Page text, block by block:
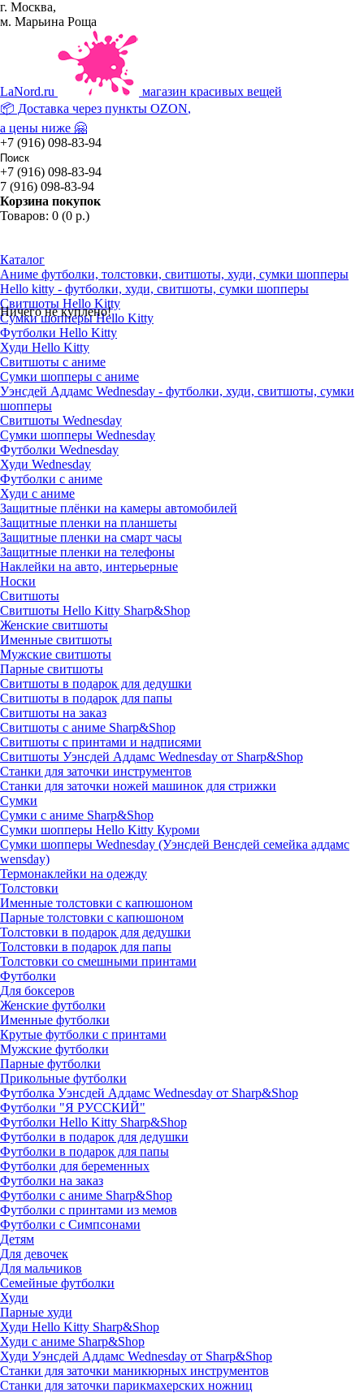
г. Москва,
м. Марьина Роща
LaNord.ru
магазин красивых вещей
📦 Доставка через пункты OZON,
а цены ниже 🤗
+7 (916) 098-83-94
+7 (916) 098-83-94
7 (916) 098-83-94
Корзина покупок
Товаров: 0 (0 р.)
Ничего не куплено!
Каталог
Аниме футболки, толстовки, свитшоты, худи, сумки шопперы
Hello kitty - футболки, худи, свитшоты, сумки шопперы
Свитшоты Hello Kitty
Сумки шопперы Hello Kitty
Футболки Hello Kitty
Худи Hello Kitty
Свитшоты с аниме
Сумки шопперы с аниме
Уэнсдей Аддамс Wednesday - футболки, худи, свитшоты, сумки
шопперы
Свитшоты Wednesday
Сумки шопперы Wednesday
Футболки Wednesday
Худи Wednesday
Футболки с аниме
Худи с аниме
Защитные плёнки на камеры автомобилей
Защитные пленки на планшеты
Защитные пленки на смарт часы
Защитные пленки на телефоны
Наклейки на авто, интерьерные
Носки
Свитшоты
Cвитшоты Hello Kitty Sharp&Shop
Женские свитшоты
Именные свитшоты
Мужские свитшоты
Парные свитшоты
Свитшоты в подарок для дедушки
Свитшоты в подарок для папы
Свитшоты на заказ
Свитшоты с аниме Sharp&Shop
Свитшоты с принтами и надписями
Свитшоты Уэнсдей Аддамс Wednesday от Sharp&Shop
Станки для заточки инструментов
Станки для заточки ножей машинок для стрижки
Сумки
Сумки с аниме Sharp&Shop
Сумки шопперы Hello Kitty Куроми
Сумки шопперы Wednesday (Уэнсдей Венсдей семейка аддамс
wensday)
Термонаклейки на одежду
Толстовки
Именные толстовки с капюшоном
Парные толстовки с капюшоном
Толстовки в подарок для дедушки
Толстовки в подарок для папы
Толстовки со смешными принтами
Футболки
Для боксеров
Женские футболки
Именные футболки
Крутые футболки с принтами
Мужские футболки
Парные футболки
Прикольные футболки
Футболка Уэнсдей Аддамс Wednesday от Sharp&Shop
Футболки "Я РУССКИЙ"
Футболки Hello Kitty Sharp&Shop
Футболки в подарок для дедушки
Футболки в подарок для папы
Футболки для беременных
Футболки на заказ
Футболки с аниме Sharp&Shop
Футболки с принтами из мемов
Футболки с Симпсонами
Детям
Для девочек
Для мальчиков
Семейные футболки
Худи
Парные худи
Худи Hello Kitty Sharp&Shop
Худи с аниме Sharp&Shop
Худи Уэнсдей Аддамс Wednesday от Sharp&Shop
Станки для заточки маникюрных инструментов
Станки для заточки парикмахерских ножниц